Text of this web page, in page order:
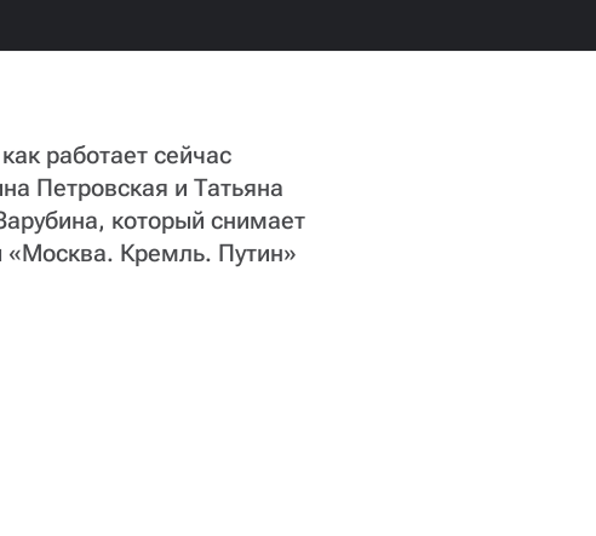
работает сейчас
Петровская и Татьяна
который снимает
Кремль. Путин»